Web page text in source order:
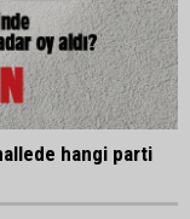
hangi parti